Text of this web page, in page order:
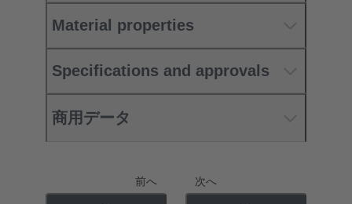
Material properties
Specifications and approvals
商用データ
前へ 次へ